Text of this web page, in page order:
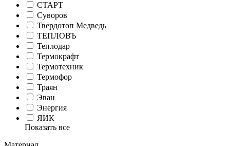
СТАРТ
Суворов
Твердотоп Медведь
ТЕПЛОВЪ
Теплодар
Термокрафт
Термотехник
Термофор
Траян
Эван
Энергия
ЯИК
Показать все